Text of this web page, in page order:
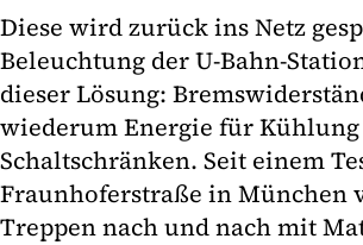
Diese wird zurück ins Netz
Beleuchtung der U-Bahn-
dieser Lösung:
wiederum Energie für
Schaltschränken. Seit einem
Fraunhoferstraße in München
Treppen nach und nach mit